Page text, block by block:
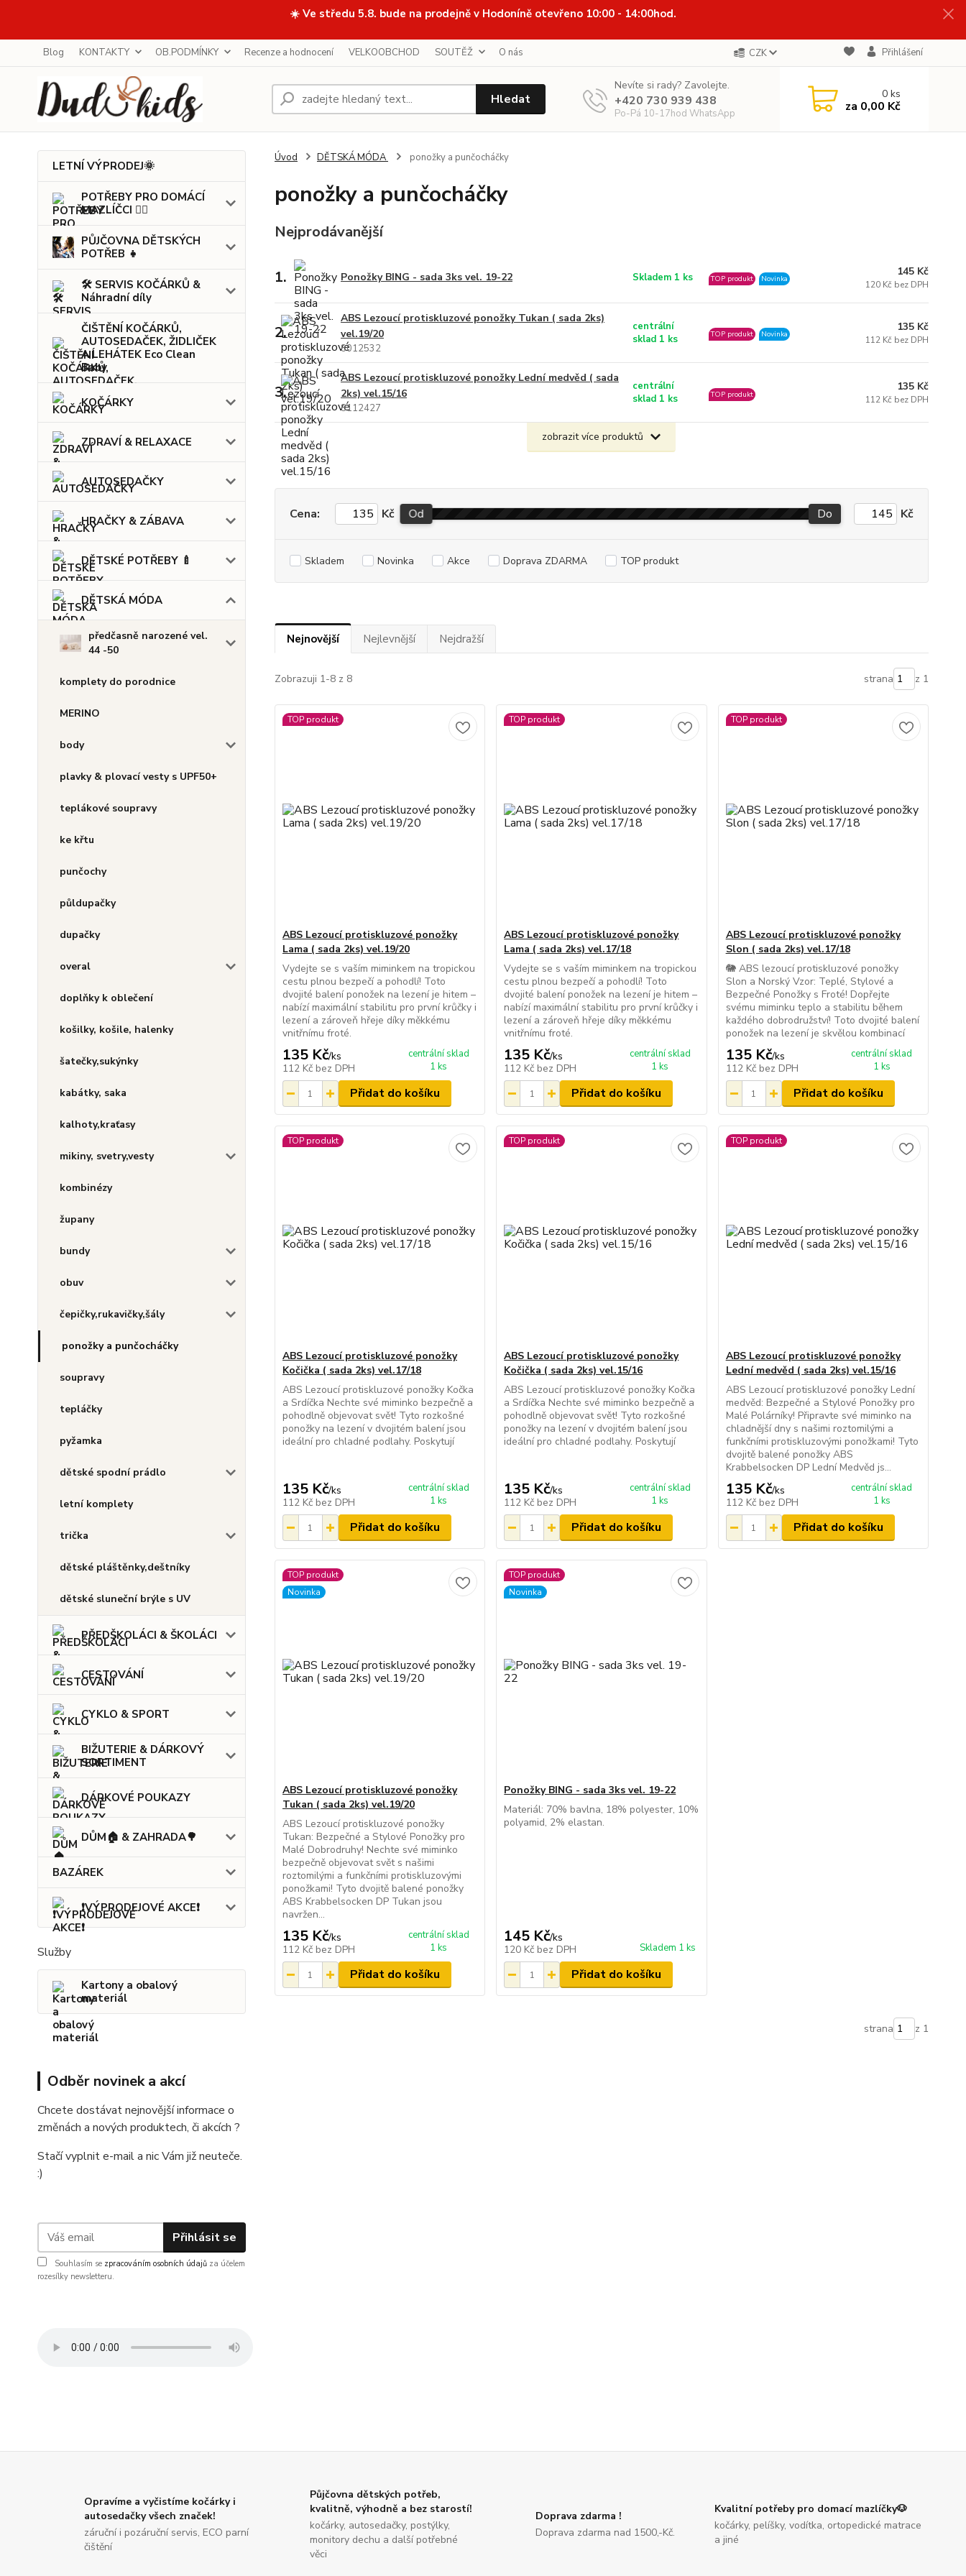
☀️ Ve středu 5.8. bude na prodejně v Hodoníně otevřeno 10:00 - 14:00hod.
Blog KONTAKTY OB.PODMÍNKY Recenze a hodnocení VELKOOBCHOD SOUTĚŽ O nás CZK Přihlášení
Hledat
Nevíte si rady? Zavolejte.
+420 730 939 438
Po-Pá 10-17hod WhatsApp
0ks
za 0,00 Kč
LETNÍ VÝPRODEJ🌞
POTŘEBY PRO DOMÁCÍ
MAZLÍČCI 🐕‍🦺
PŮJČOVNA DĚTSKÝCH
POTŘEB 👧
🛠️ SERVIS KOČÁRKŮ &
Náhradní díly
ČIŠTĚNÍ KOČÁRKŮ,
AUTOSEDAČEK, ŽIDLIČEK
A LEHÁTEK Eco Clean
Baby
KOČÁRKY
ZDRAVÍ & RELAXACE
AUTOSEDAČKY
HRAČKY & ZÁBAVA
DĚTSKÉ POTŘEBY 🍼
DĚTSKÁ MÓDA
předčasně narozené vel.
44 -50
komplety do porodnice
MERINO
body
plavky & plovací vesty s UPF50+
teplákové soupravy
ke křtu
punčochy
půldupačky
dupačky
overal
doplňky k oblečení
košilky, košile, halenky
šatečky,sukýnky
kabátky, saka
kalhoty,kraťasy
mikiny, svetry,vesty
kombinézy
župany
bundy
obuv
čepičky,rukavičky,šály
ponožky a punčocháčky
soupravy
tepláčky
pyžamka
dětské spodní prádlo
letní komplety
trička
dětské pláštěnky,deštníky
dětské sluneční brýle s UV
PŘEDŠKOLÁCI & ŠKOLÁCI
CESTOVÁNÍ
CYKLO & SPORT
BIŽUTERIE & DÁRKOVÝ
SORTIMENT
DÁRKOVÉ POUKAZY
DŮM🏠 & ZAHRADA🌳
BAZÁREK
❗VÝPRODEJOVÉ AKCE❗
Služby
Kartony a obalový
materiál
Odběr novinek a akcí
Chcete dostávat nejnovější informace o
změnách a nových produktech, či akcích ?
Stačí vyplnit e-mail a nic Vám již neuteče.
:)
Přihlásit se
Souhlasím se zpracováním osobních údajů za účelem
rozesílky newsletteru.
Úvod DĚTSKÁ MÓDA ponožky a punčocháčky
ponožky a punčocháčky
Nejprodávanější
1. Ponožky BING - sada 3ks vel. 19-22 Skladem 1 ks TOP produkt Novinka
145 Kč
120 Kč bez DPH
2.
ABS Lezoucí protiskluzové ponožky Tukan ( sada 2ks)
vel.19/20
8012532
centrální
sklad 1 ks
TOP produkt Novinka
135 Kč
112 Kč bez DPH
3.
ABS Lezoucí protiskluzové ponožky Lední medvěd ( sada
2ks) vel.15/16
8112427
centrální
sklad 1 ks
TOP produkt
135 Kč
112 Kč bez DPH
zobrazit více produktů
Cena: Kč Od Do Kč
Skladem Novinka Akce Doprava ZDARMA TOP produkt
Nejnovější Nejlevnější Nejdražší
Zobrazuji 1-8 z 8 strana z 1
TOP produkt
ABS Lezoucí protiskluzové ponožky
Lama ( sada 2ks) vel.19/20
Vydejte se s vaším miminkem na tropickou
cestu plnou bezpečí a pohodlí! Toto
dvojité balení ponožek na lezení je hitem –
nabízí maximální stabilitu pro první krůčky i
lezení a zároveň hřeje díky měkkému
vnitřnímu froté.
135 Kč/ks
112 Kč bez DPH
centrální sklad
1 ks
Přidat do košíku
TOP produkt
ABS Lezoucí protiskluzové ponožky
Lama ( sada 2ks) vel.17/18
Vydejte se s vaším miminkem na tropickou
cestu plnou bezpečí a pohodlí! Toto
dvojité balení ponožek na lezení je hitem –
nabízí maximální stabilitu pro první krůčky i
lezení a zároveň hřeje díky měkkému
vnitřnímu froté.
135 Kč/ks
112 Kč bez DPH
centrální sklad
1 ks
Přidat do košíku
TOP produkt
ABS Lezoucí protiskluzové ponožky
Slon ( sada 2ks) vel.17/18
🐘 ABS lezoucí protiskluzové ponožky
Slon a Norský Vzor: Teplé, Stylové a
Bezpečné Ponožky s Froté! Dopřejte
svému miminku teplo a stabilitu během
každého dobrodružství! Toto dvojité balení
ponožek na lezení je skvělou kombinací
135 Kč/ks
112 Kč bez DPH
centrální sklad
1 ks
Přidat do košíku
TOP produkt
ABS Lezoucí protiskluzové ponožky
Kočička ( sada 2ks) vel.17/18
ABS Lezoucí protiskluzové ponožky Kočka
a Srdíčka Nechte své miminko bezpečně a
pohodlně objevovat svět! Tyto rozkošné
ponožky na lezení v dvojitém balení jsou
ideální pro chladné podlahy. Poskytují
135 Kč/ks
112 Kč bez DPH
centrální sklad
1 ks
Přidat do košíku
TOP produkt
ABS Lezoucí protiskluzové ponožky
Kočička ( sada 2ks) vel.15/16
ABS Lezoucí protiskluzové ponožky Kočka
a Srdíčka Nechte své miminko bezpečně a
pohodlně objevovat svět! Tyto rozkošné
ponožky na lezení v dvojitém balení jsou
ideální pro chladné podlahy. Poskytují
135 Kč/ks
112 Kč bez DPH
centrální sklad
1 ks
Přidat do košíku
TOP produkt
ABS Lezoucí protiskluzové ponožky
Lední medvěd ( sada 2ks) vel.15/16
ABS Lezoucí protiskluzové ponožky Lední
medvěd: Bezpečné a Stylové Ponožky pro
Malé Polárníky! Připravte své miminko na
chladnější dny s našimi roztomilými a
funkčními protiskluzovými ponožkami! Tyto
dvojitě balené ponožky ABS
Krabbelsocken DP Lední Medvěd js...
135 Kč/ks
112 Kč bez DPH
centrální sklad
1 ks
Přidat do košíku
TOP produkt
Novinka
ABS Lezoucí protiskluzové ponožky
Tukan ( sada 2ks) vel.19/20
ABS Lezoucí protiskluzové ponožky
Tukan: Bezpečné a Stylové Ponožky pro
Malé Dobrodruhy! Nechte své miminko
bezpečně objevovat svět s našimi
roztomilými a funkčními protiskluzovými
ponožkami! Tyto dvojitě balené ponožky
ABS Krabbelsocken DP Tukan jsou
navržen...
135 Kč/ks
112 Kč bez DPH
centrální sklad
1 ks
Přidat do košíku
TOP produkt
Novinka
Ponožky BING - sada 3ks vel. 19-22
Materiál: 70% bavlna, 18% polyester, 10%
polyamid, 2% elastan.
145 Kč/ks
120 Kč bez DPH Skladem 1 ks
Přidat do košíku
strana z 1
Opravíme a vyčistíme kočárky i
autosedačky všech značek!
záruční i pozáruční servis, ECO parní
čištění
Půjčovna dětských potřeb,
kvalitně, výhodně a bez starostí!
kočárky, autosedačky, postýlky,
monitory dechu a další potřebné
věci
Doprava zdarma !
Doprava zdarma nad 1500,-Kč.
Kvalitní potřeby pro domací mazlíčky🐶
kočárky, pelíšky, vodítka, ortopedické matrace
a jiné